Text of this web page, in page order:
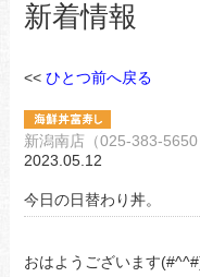
新着情報
<< ひとつ前へ戻る
新潟南店（025-383-5650
2023.05.12
今日の日替わり丼。
おはようございます